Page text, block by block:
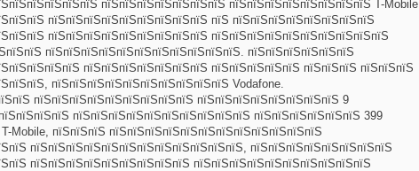
пїЅпїЅпїЅпїЅпїЅпїЅпїЅ пїЅпїЅпїЅпїЅпїЅпїЅпїЅпїЅ T-Mobile
пїЅпїЅпїЅпїЅпїЅпїЅпїЅпїЅпїЅ пїЅ пїЅпїЅпїЅпїЅпїЅпїЅпїЅпїЅ
пїЅпїЅпїЅпїЅпїЅпїЅпїЅпїЅпїЅ пїЅпїЅпїЅпїЅпїЅпїЅпїЅпїЅпїЅпїЅ
пїЅпїЅпїЅпїЅпїЅпїЅпїЅпїЅпїЅпїЅпїЅ. пїЅпїЅпїЅпїЅпїЅпїЅ
пїЅпїЅпїЅпїЅпїЅпїЅпїЅ пїЅпїЅпїЅпїЅпїЅ пїЅпїЅпїЅ пїЅпїЅпїЅ
пїЅпїЅпїЅпїЅпїЅпїЅпїЅпїЅпїЅпїЅ Vodafone.
пїЅпїЅпїЅпїЅпїЅпїЅпїЅпїЅпїЅ пїЅпїЅпїЅпїЅпїЅпїЅпїЅпїЅ 9
пїЅпїЅпїЅпїЅпїЅпїЅпїЅпїЅпїЅпїЅ пїЅпїЅпїЅпїЅпїЅпїЅ 399
Mobile, пїЅпїЅпїЅ пїЅпїЅпїЅпїЅпїЅпїЅпїЅпїЅпїЅпїЅпїЅпїЅ
пїЅпїЅпїЅпїЅпїЅпїЅпїЅпїЅпїЅпїЅпїЅпїЅ, пїЅпїЅпїЅпїЅпїЅпїЅпїЅпїЅ
пїЅпїЅпїЅпїЅпїЅпїЅпїЅпїЅпїЅ пїЅпїЅпїЅпїЅпїЅпїЅпїЅпїЅпїЅпїЅ